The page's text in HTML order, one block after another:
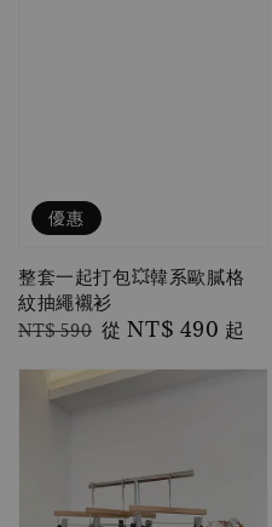
優惠
整套一起打包💥韓系歐膩格
紋抽繩襯衫
Regular
NT$ 590 Sale
從NT$ 490 起